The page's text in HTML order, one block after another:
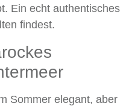
Ein echt authentisches
findest.
Sommer elegant, aber